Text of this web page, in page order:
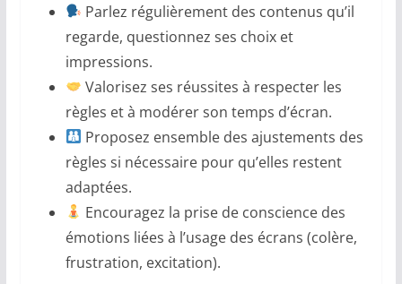
Parlez régulièrement des contenus qu’il
regarde, questionnez ses choix et
impressions.
Valorisez ses réussites à respecter les
règles et à modérer son temps d’écran.
Proposez ensemble des ajustements des
règles si nécessaire pour qu’elles restent
adaptées.
Encouragez la prise de conscience des
émotions liées à l’usage des écrans (colère,
frustration, excitation).